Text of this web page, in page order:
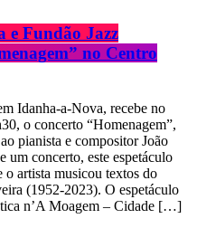
e Fundão Jazz
no Centro
Idanha-a-Nova, recebe no
o concerto “Homenagem”,
pianista e compositor João
um concerto, este espetáculo
o artista musicou textos do
(1952-2023). O espetáculo
n’A Moagem – Cidade […]